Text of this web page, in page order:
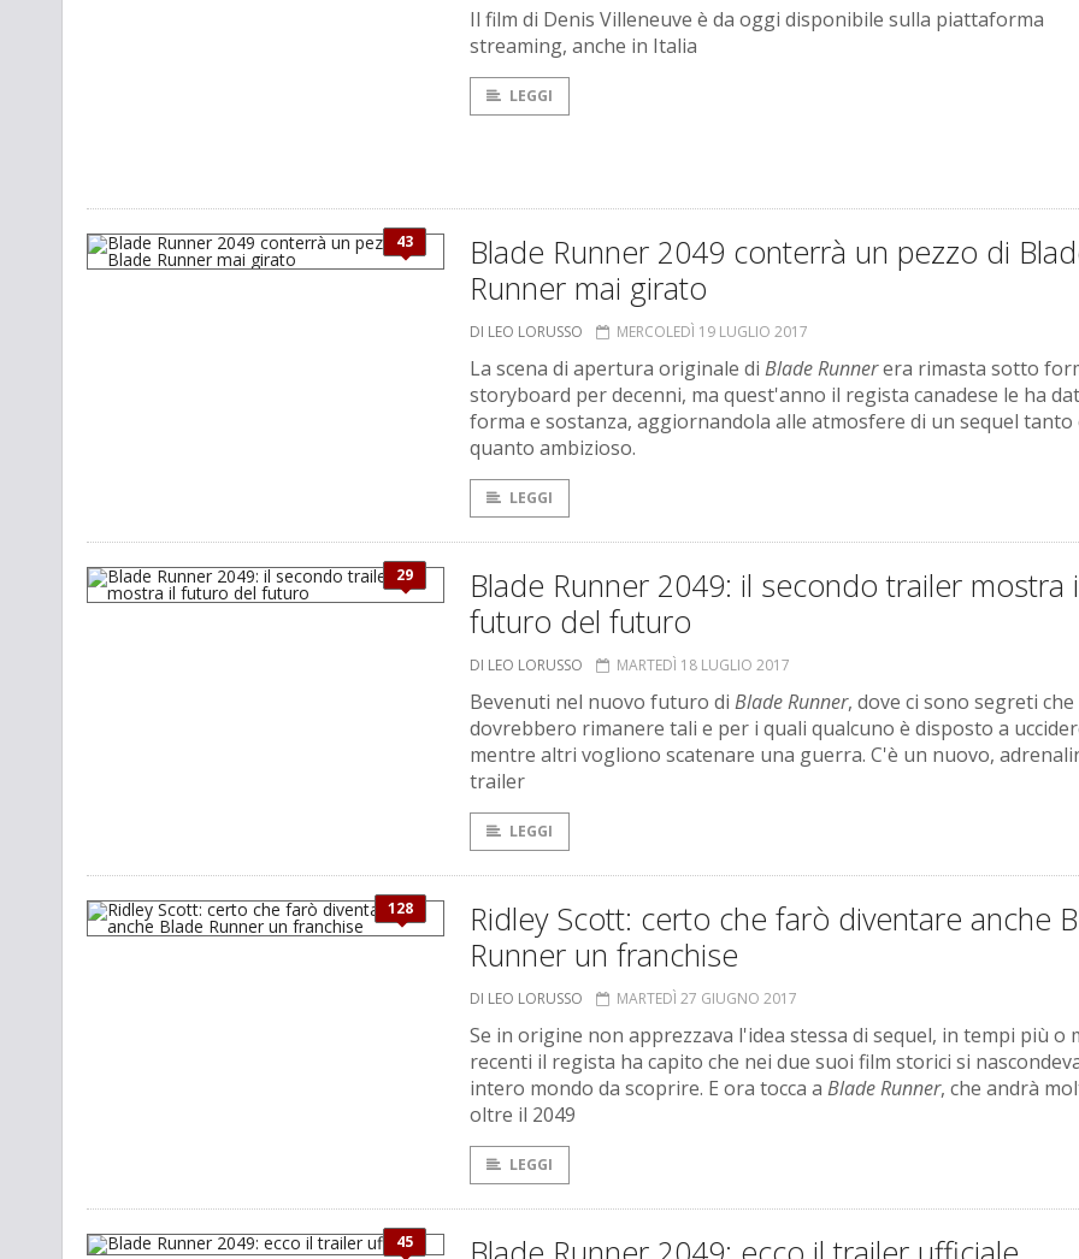
Il film di Denis Villeneuve è da oggi disponibile sulla piattaforma
streaming, anche in Italia
LEGGI
43
Blade Runner 2049 conterrà un pezzo di
Runner mai girato
DI LEO LORUSSO MERCOLEDÌ 19 LUGLIO 2017
La scena di apertura originale di Blade Runnerera rimasta sotto
storyboard per decenni, ma quest'anno il regista canadese le ha
forma e sostanza, aggiornandola alle atmosfere di un sequel tanto
quanto ambizioso.
LEGGI
29
Blade Runner 2049: il secondo trailer mostra
futuro del futuro
DI LEO LORUSSO MARTEDÌ 18 LUGLIO 2017
Bevenuti nel nuovo futuro di Blade Runner, dove ci sono segreti che
dovrebbero rimanere tali e per i quali qualcuno è disposto a
mentre altri vogliono scatenare una guerra. C'è un nuovo,
trailer
LEGGI
128
Ridley Scott: certo che farò diventare anche
Runner un franchise
DI LEO LORUSSO MARTEDÌ 27 GIUGNO 2017
Se in origine non apprezzava l'idea stessa di sequel, in tempi più o
recenti il regista ha capito che nei due suoi film storici si
intero mondo da scoprire. E ora tocca a Blade Runner, che andrà
oltre il 2049
LEGGI
45